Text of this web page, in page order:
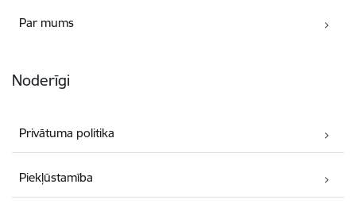
Par mums
Noderīgi
Privātuma politika
Piekļūstamība